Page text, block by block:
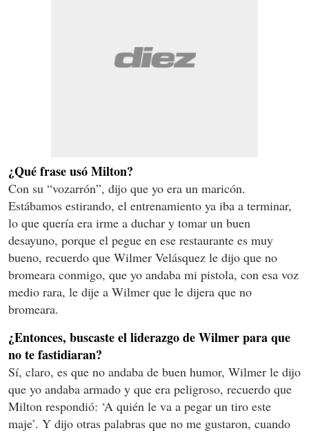
¿Qué frase usó Milton?
Con su “vozarrón”, dijo que yo era un maricón.
Estábamos estirando, el entrenamiento ya iba a terminar,
lo que quería era irme a duchar y tomar un buen
desayuno, porque el pegue en ese restaurante es muy
bueno, recuerdo que Wilmer Velásquez le dijo que no
bromeara conmigo, que yo andaba mi pistola, con esa voz
medio rara, le dije a Wilmer que le dijera que no
bromeara.
¿Entonces, buscaste el liderazgo de Wilmer para que
no te fastidiaran?
Sí, claro, es que no andaba de buen humor, Wilmer le dijo
que yo andaba armado y que era peligroso, recuerdo que
Milton respondió: ‘A quién le va a pegar un tiro este
maje’. Y dijo otras palabras que no me gustaron, cuando